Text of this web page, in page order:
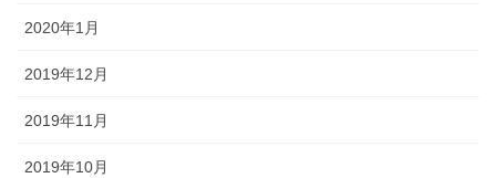
2020年1月
2019年12月
2019年11月
2019年10月